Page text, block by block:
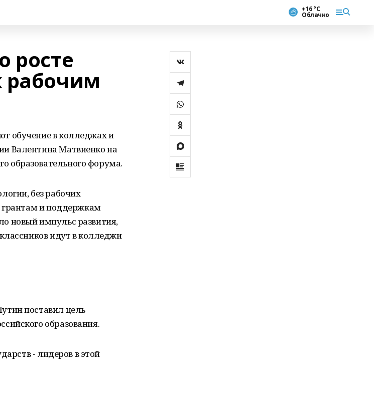
+16 °С
Облачно
росте
рабочим
обучение в колледжах и
Валентина Матвиенко на
образовательного форума.
без рабочих
грантам и поддержкам
новый импульс развития,
идут в колледжи
поставил цель
образования.
- лидеров в этой